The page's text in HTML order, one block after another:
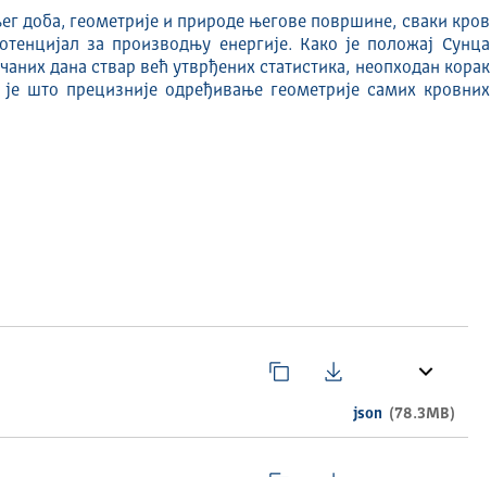
доба, геометрије и природе његове површине, сваки кров
за производњу енергије. Како је положај Сунца
дана ствар већ утврђених статистика, неопходан корак
што прецизније одређивање геометрије самих кровних
json (78.3MB)